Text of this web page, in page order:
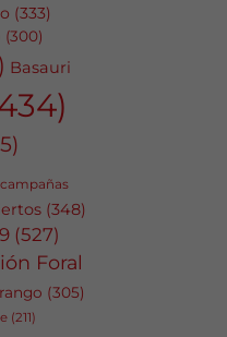
(333)
(300)
Basauri
campañas
(348)
(527)
Foral
(305)
(211)